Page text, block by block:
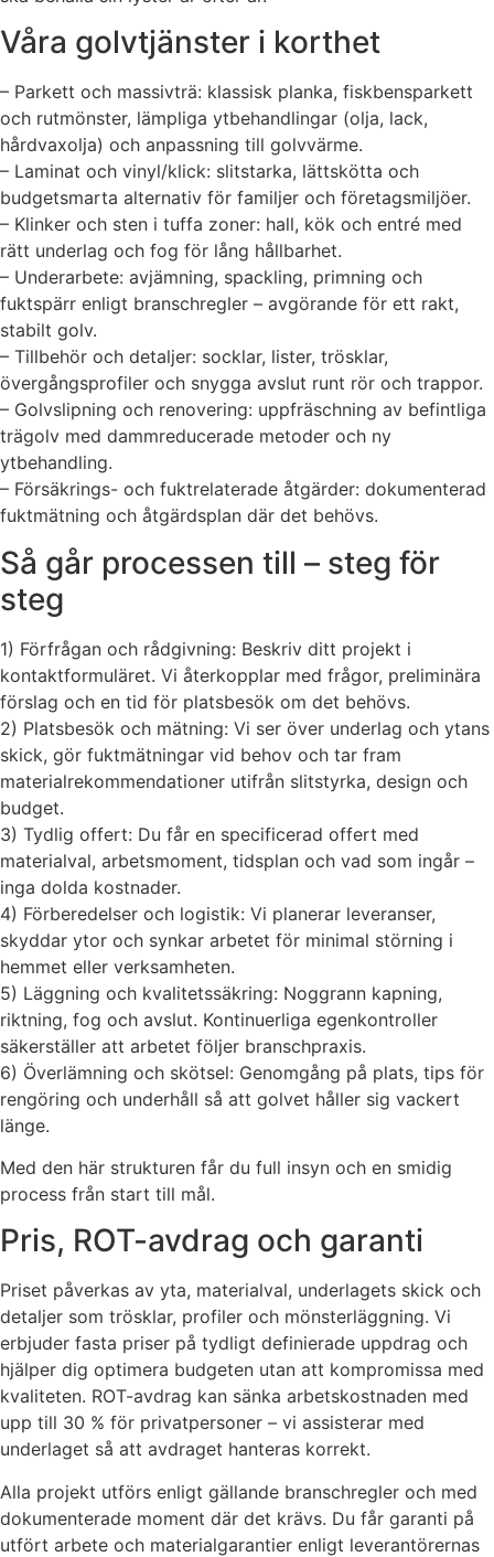
Våra golvtjänster i korthet
– Parkett och massivträ: klassisk planka, fiskbensparkett
och rutmönster, lämpliga ytbehandlingar (olja, lack,
hårdvaxolja) och anpassning till golvvärme.
– Laminat och vinyl/klick: slitstarka, lättskötta och
budgetsmarta alternativ för familjer och företagsmiljöer.
– Klinker och sten i tuffa zoner: hall, kök och entré med
rätt underlag och fog för lång hållbarhet.
– Underarbete: avjämning, spackling, primning och
fuktspärr enligt branschregler – avgörande för ett rakt,
stabilt golv.
– Tillbehör och detaljer: socklar, lister, trösklar,
övergångsprofiler och snygga avslut runt rör och trappor.
– Golvslipning och renovering: uppfräschning av befintliga
trägolv med dammreducerade metoder och ny
ytbehandling.
– Försäkrings- och fuktrelaterade åtgärder: dokumenterad
fuktmätning och åtgärdsplan där det behövs.
Så går processen till – steg för
steg
1) Förfrågan och rådgivning: Beskriv ditt projekt i
kontaktformuläret. Vi återkopplar med frågor, preliminära
förslag och en tid för platsbesök om det behövs.
2) Platsbesök och mätning: Vi ser över underlag och ytans
skick, gör fuktmätningar vid behov och tar fram
materialrekommendationer utifrån slitstyrka, design och
budget.
3) Tydlig offert: Du får en specificerad offert med
materialval, arbetsmoment, tidsplan och vad som ingår –
inga dolda kostnader.
4) Förberedelser och logistik: Vi planerar leveranser,
skyddar ytor och synkar arbetet för minimal störning i
hemmet eller verksamheten.
5) Läggning och kvalitetssäkring: Noggrann kapning,
riktning, fog och avslut. Kontinuerliga egenkontroller
säkerställer att arbetet följer branschpraxis.
6) Överlämning och skötsel: Genomgång på plats, tips för
rengöring och underhåll så att golvet håller sig vackert
länge.
Med den här strukturen får du full insyn och en smidig
process från start till mål.
Pris, ROT-avdrag och garanti
Priset påverkas av yta, materialval, underlagets skick och
detaljer som trösklar, profiler och mönsterläggning. Vi
erbjuder fasta priser på tydligt definierade uppdrag och
hjälper dig optimera budgeten utan att kompromissa med
kvaliteten. ROT-avdrag kan sänka arbetskostnaden med
upp till 30 % för privatpersoner – vi assisterar med
underlaget så att avdraget hanteras korrekt.
Alla projekt utförs enligt gällande branschregler och med
dokumenterade moment där det krävs. Du får garanti på
utfört arbete och materialgarantier enligt leverantörernas